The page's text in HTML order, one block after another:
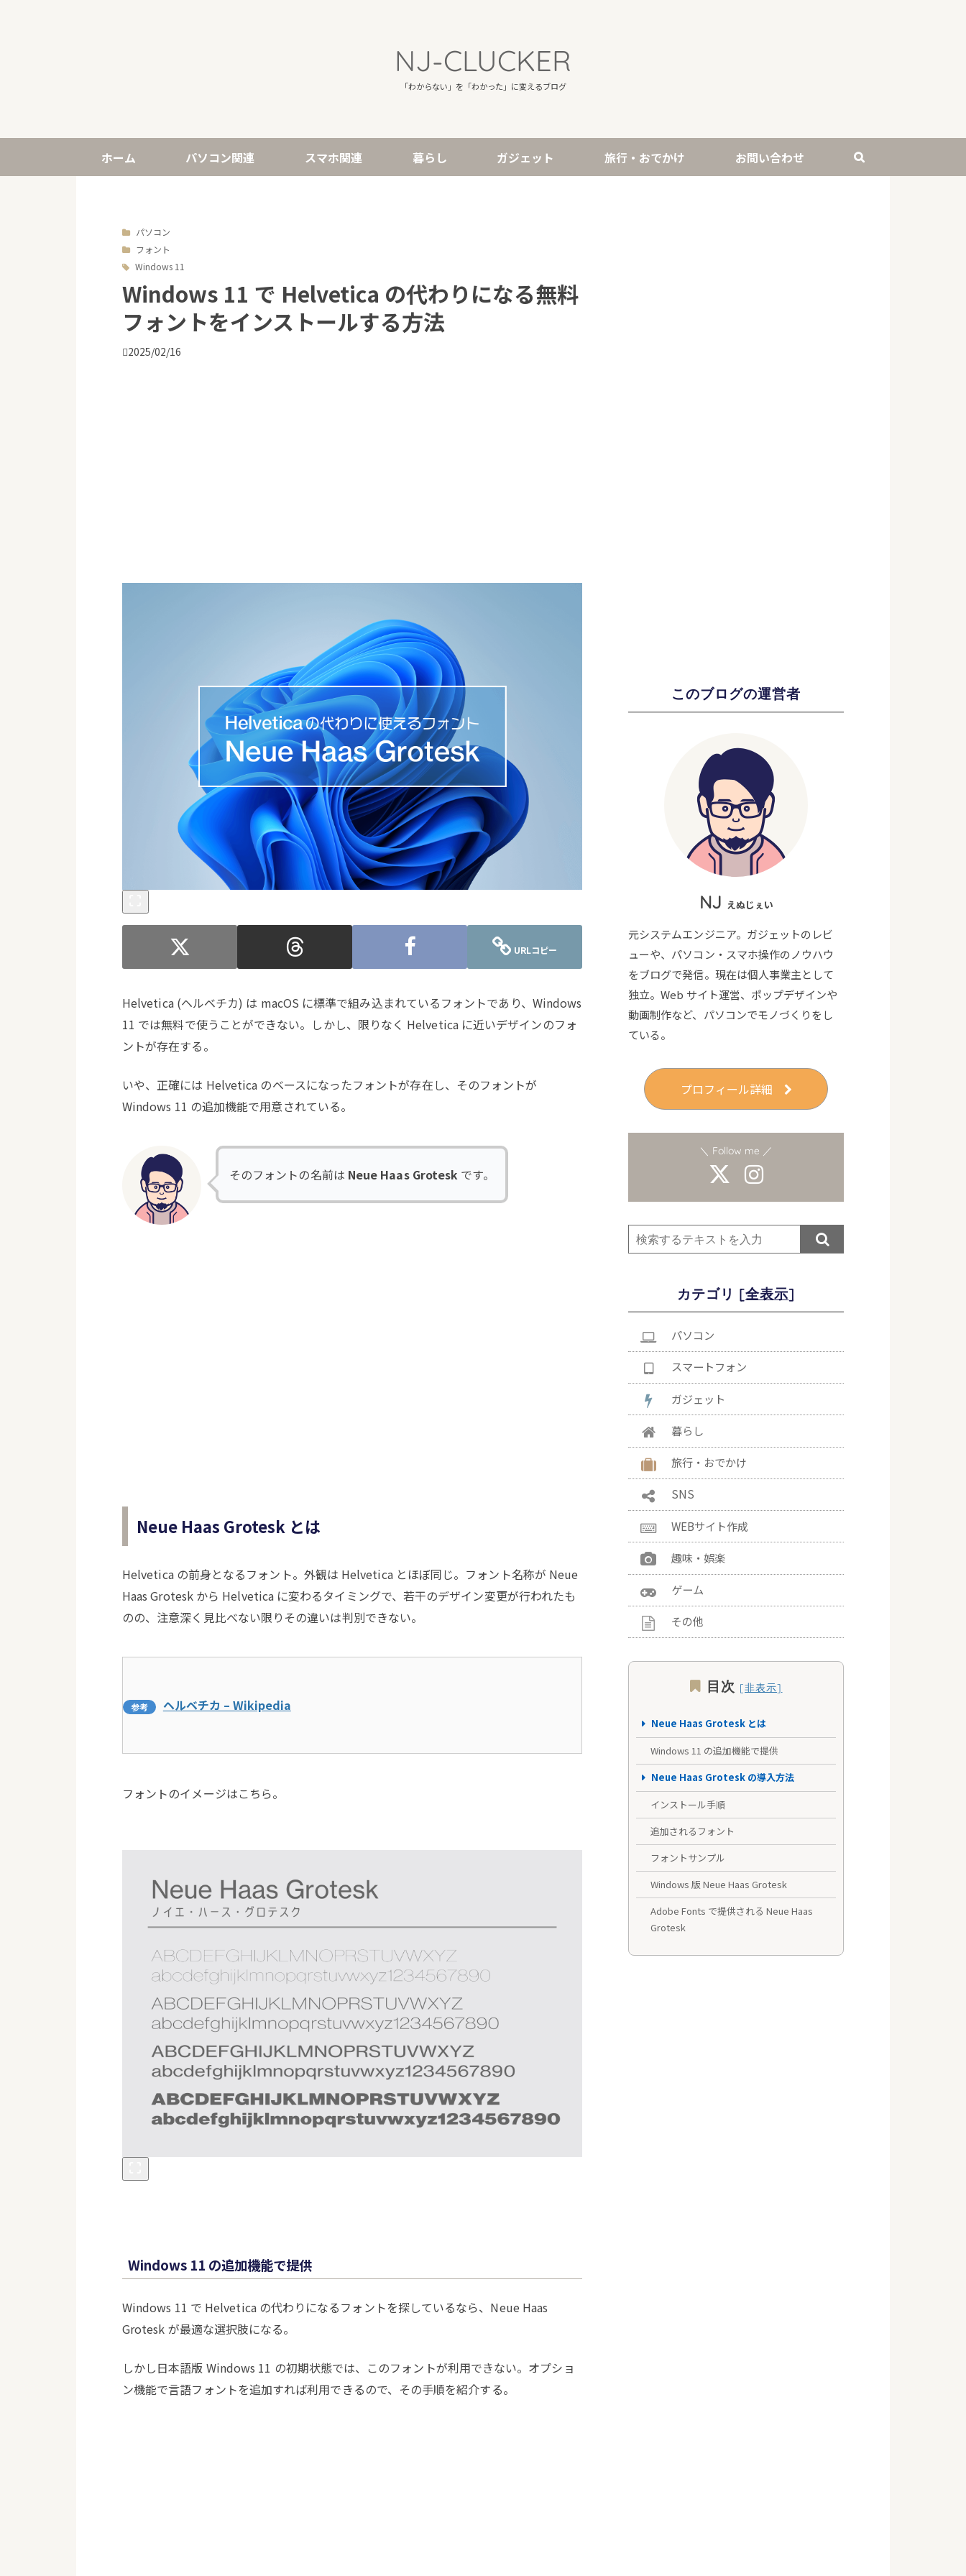
NJ-CLUCKER
「わからない」を「わかった」に変えるブログ
ホーム パソコン関連 スマホ関連 暮らし ガジェット 旅行・おでかけ お問い合わせ 
パソコン
フォント
Windows 11
Windows 11 で Helvetica の代わりになる無料
フォントをインストールする方法
2025/02/16
URLコピー
Helvetica (ヘルベチカ) は macOS に標準で組み込まれているフォントであり、Windows
11 では無料で使うことができない。しかし、限りなく Helvetica に近いデザインのフォ
ントが存在する。
いや、正確には Helvetica のベースになったフォントが存在し、そのフォントが
Windows 11 の追加機能で用意されている。
そのフォントの名前は Neue Haas Grotesk です。
Neue Haas Grotesk とは
Helvetica の前身となるフォント。外観は Helvetica とほぼ同じ。フォント名称が Neue
Haas Grotesk から Helvetica に変わるタイミングで、若干のデザイン変更が行われたも
のの、注意深く見比べない限りその違いは判別できない。
ヘルベチカ – Wikipedia
フォントのイメージはこちら。
Windows 11 の追加機能で提供
Windows 11 で Helvetica の代わりになるフォントを探しているなら、Neue Haas
Grotesk が最適な選択肢になる。
しかし日本語版 Windows 11 の初期状態では、このフォントが利用できない。オプショ
ン機能で言語フォントを追加すれば利用できるので、その手順を紹介する。
このブログの運営者
NJ えぬじぇい
元システムエンジニア。ガジェットのレビ
ューや、パソコン・スマホ操作のノウハウ
をブログで発信。現在は個人事業主として
独立。Web サイト運営、ポップデザインや
動画制作など、パソコンでモノづくりをし
ている。
プロフィール詳細
＼ Follow me ／

カテゴリ [ ]
パソコン
スマートフォン
ガジェット
暮らし
旅行・おでかけ
SNS
WEBサイト作成
趣味・娯楽
ゲーム
その他
目次
Neue Haas Grotesk とは
Windows 11 の追加機能で提供
Neue Haas Grotesk の導入方法
インストール手順
追加されるフォント
フォントサンプル
Windows 版 Neue Haas Grotesk
Adobe Fonts で提供される Neue Haas
Grotesk